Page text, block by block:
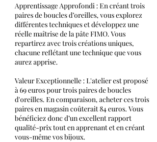
Apprentissage Approfondi : En créant trois
paires de boucles d’oreilles, vous explorez
différentes techniques et développez une
réelle maîtrise de la pâte FIMO. Vous
repartirez avec trois créations uniques,
chacune reflétant une technique que vous
aurez apprise.
Valeur Exceptionnelle : L'atelier est proposé
à 69 euros pour trois paires de boucles
d'oreilles. En comparaison, acheter ces trois
paires en magasin coûterait 84 euros. Vous
bénéficiez donc d’un excellent rapport
qualité-prix tout en apprenant et en créant
vous-même vos bijoux.